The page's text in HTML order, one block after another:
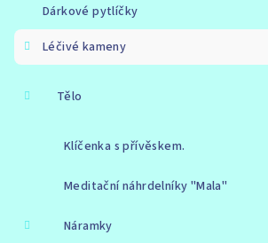
Dárkové pytlíčky
Léčivé kameny
Tělo
Klíčenka s přívěskem.
Meditační náhrdelníky "Mala"
Náramky